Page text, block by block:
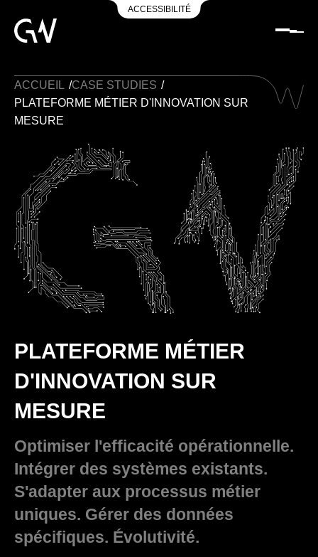
ACCESSIBILITÉ
ACCUEIL /CASE STUDIES /
PLATEFORME MÉTIER D'INNOVATION SUR
MESURE
PLATEFORME MÉTIER
D'INNOVATION SUR
MESURE
Optimiser l'efficacité opérationnelle.
Intégrer des systèmes existants.
S'adapter aux processus métier
uniques. Gérer des données
spécifiques. Évolutivité.